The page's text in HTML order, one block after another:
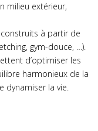
milieu extérieur,
à partir de
gym-douce, …).
d’optimiser les
harmonieux de la
dynamiser la vie.